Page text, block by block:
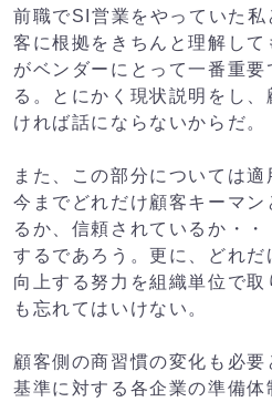
前職でSI営業をやっていた
客に根拠をきちんと理解し
がベンダーにとって一番重
る。とにかく現状説明をし
ければ話にならないからだ。
また、この部分については適
今までどれだけ顧客キーマ
るか、信頼されているか・
するであろう。更に、どれ
向上する努力を組織単位で
も忘れてはいけない。
顧客側の商習慣の変化も必
基準に対する各企業の準備体